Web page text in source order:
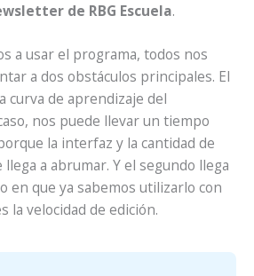
de RBG Escuela.
a usar el programa, todos nos
a dos obstáculos principales. El
curva de aprendizaje del
nos puede llevar un tiempo
la interfaz y la cantidad de
a abrumar. Y el segundo llega
en que ya sabemos utilizarlo con
la velocidad de edición.